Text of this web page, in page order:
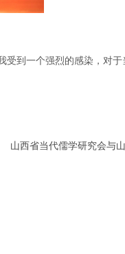
到一个强烈的感染，对
山西省当代儒学研究会与